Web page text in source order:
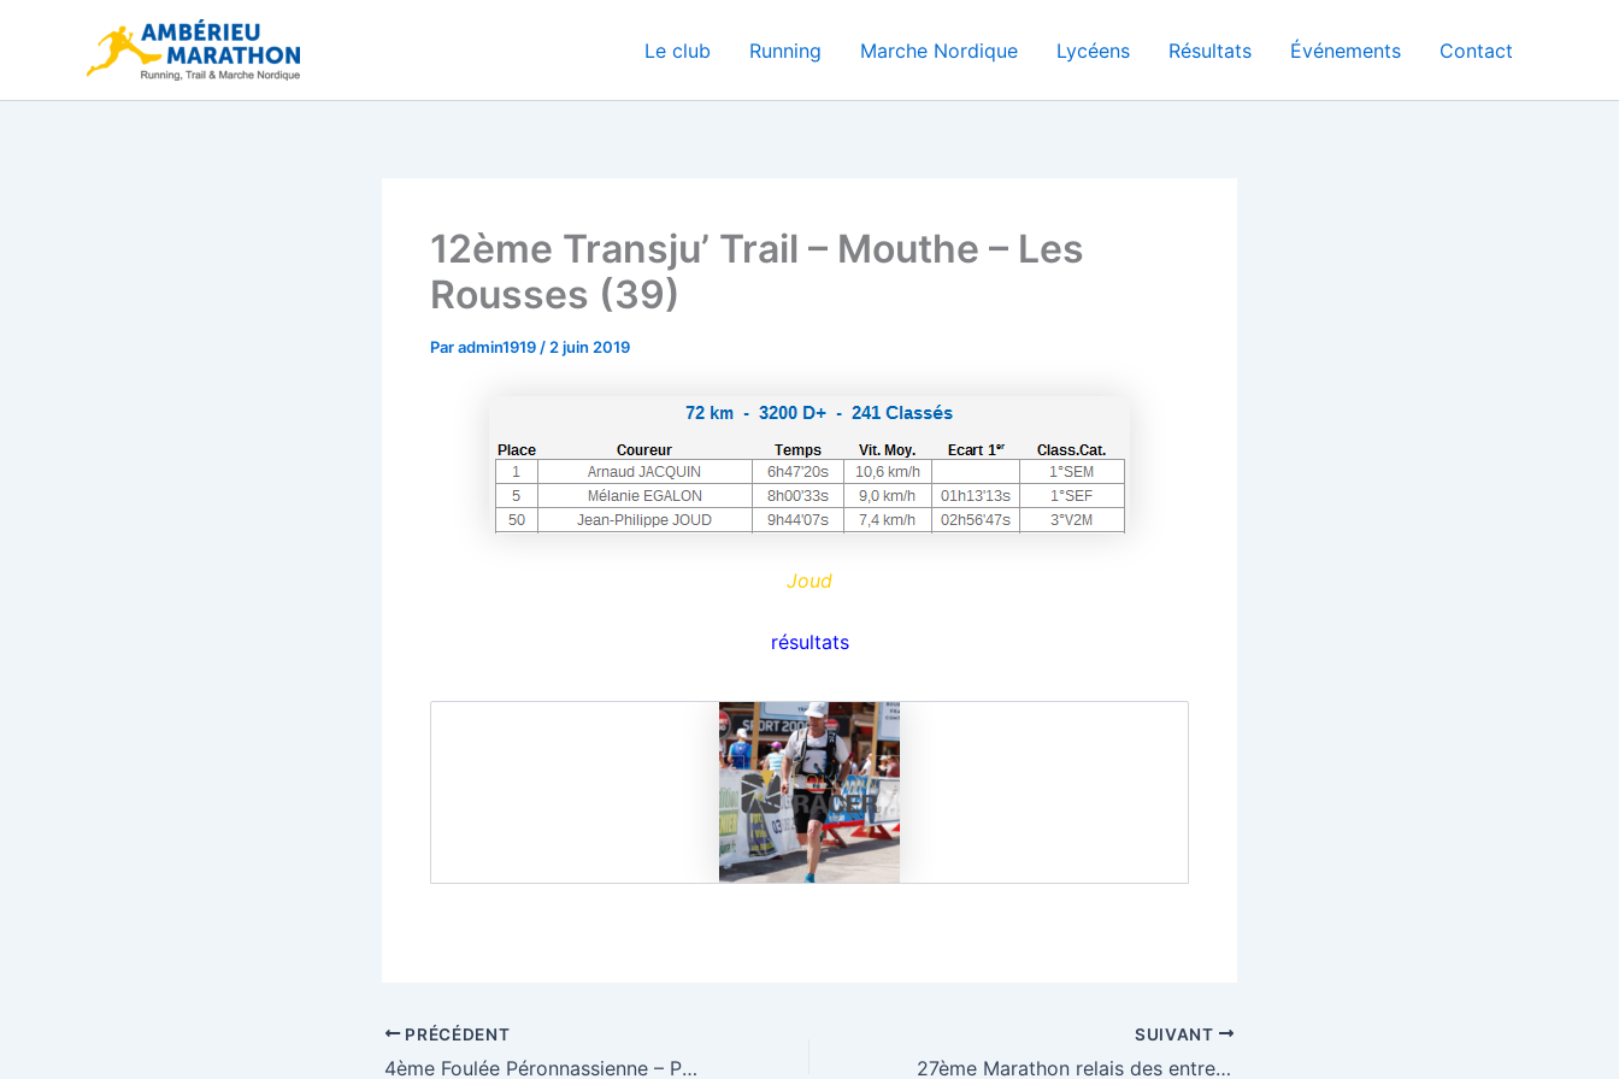
Le club Running Marche Nordique Lycéens Résultats Événements Contact
12ème Transju’ Trail – Mouthe – Les
Rousses (39)
Paradmin1919 / 2 juin 2019
Joud
résultats
PRÉCÉDENT
4ème Foulée Péronnassienne – Péronnas
SUIVANT
27ème Marathon relais des entreprises et associations à Viriat